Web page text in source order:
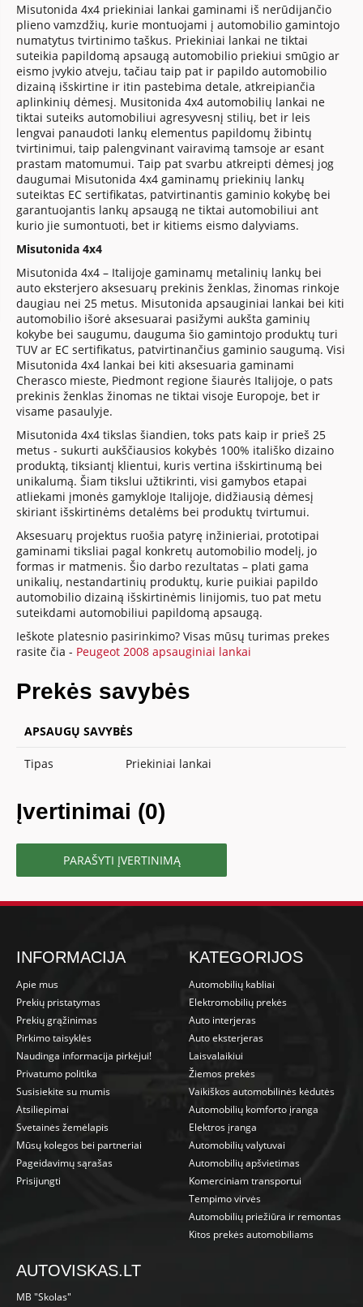
Misutonida 4x4 priekiniai lankai gaminami iš nerūdijančio
plieno vamzdžių, kurie montuojami į automobilio gamintojo
numatytus tvirtinimo taškus. Priekiniai lankai ne tiktai
suteikia papildomą apsaugą automobilio priekiui smūgio ar
eismo įvykio atveju, tačiau taip pat ir papildo automobilio
dizainą išskirtine ir itin pastebima detale, atkreipiančia
aplinkinių dėmesį. Musitonida 4x4 automobilių lankai ne
tiktai suteiks automobiliui agresyvesnį stilių, bet ir leis
lengvai panaudoti lankų elementus papildomų žibintų
tvirtinimui, taip palengvinant vairavimą tamsoje ar esant
prastam matomumui. Taip pat svarbu atkreipti dėmesį jog
daugumai Misutonida 4x4 gaminamų priekinių lankų
suteiktas EC sertifikatas, patvirtinantis gaminio kokybę bei
garantuojantis lankų apsaugą ne tiktai automobiliui ant
kurio jie sumontuoti, bet ir kitiems eismo dalyviams.
Misutonida 4x4
Misutonida 4x4 – Italijoje gaminamų metalinių lankų bei
auto eksterjero aksesuarų prekinis ženklas, žinomas rinkoje
daugiau nei 25 metus. Misutonida apsauginiai lankai bei kiti
automobilio išorė aksesuarai pasižymi aukšta gaminių
kokybe bei saugumu, dauguma šio gamintojo produktų turi
TUV ar EC sertifikatus, patvirtinančius gaminio saugumą. Visi
Misutonida 4x4 lankai bei kiti aksesuaria gaminami
Cherasco mieste, Piedmont regione šiaurės Italijoje, o pats
prekinis ženklas žinomas ne tiktai visoje Europoje, bet ir
visame pasaulyje.
Misutonida 4x4 tikslas šiandien, toks pats kaip ir prieš 25
metus - sukurti aukščiausios kokybės 100% itališko dizaino
produktą, tiksiantį klientui, kuris vertina išskirtinumą bei
unikalumą. Šiam tikslui užtikrinti, visi gamybos etapai
atliekami įmonės gamykloje Italijoje, didžiausią dėmesį
skiriant išskirtinėms detalėms bei produktų tvirtumui.
Aksesuarų projektus ruošia patyrę inžinieriai, prototipai
gaminami tiksliai pagal konkretų automobilio modelį, jo
formas ir matmenis. Šio darbo rezultatas – plati gama
unikalių, nestandartinių produktų, kurie puikiai papildo
automobilio dizainą išskirtinėmis linijomis, tuo pat metu
suteikdami automobiliui papildomą apsaugą.
Ieškote platesnio pasirinkimo? Visas mūsų turimas prekes
rasite čia - Peugeot 2008 apsauginiai lankai
Prekės savybės
APSAUGŲ SAVYBĖS
Tipas Priekiniai lankai
Įvertinimai (0)
PARAŠYTI ĮVERTINIMĄ
INFORMACIJA
Apie mus
Prekių pristatymas
Prekių grąžinimas
Pirkimo taisyklės
Naudinga informacija pirkėjui!
Privatumo politika
Susisiekite su mumis
Atsiliepimai
Svetainės žemėlapis
Mūsų kolegos bei partneriai
Pageidavimų sąrašas
Prisijungti
KATEGORIJOS
Automobilių kabliai
Elektromobilių prekės
Auto interjeras
Auto eksterjeras
Laisvalaikiui
Žiemos prekės
Vaikiškos automobilinės kėdutės
Automobilių komforto įranga
Elektros įranga
Automobilių valytuvai
Automobilių apšvietimas
Komerciniam transportui
Tempimo virvės
Automobilių priežiūra ir remontas
Kitos prekės automobiliams
AUTOVISKAS.LT
MB "Skolas"